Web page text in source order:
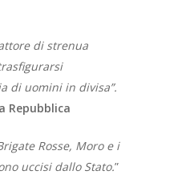
di strenua
di uomini in divisa”.
Repubblica
Rosse, Moro e i
uccisi dallo Stato.”